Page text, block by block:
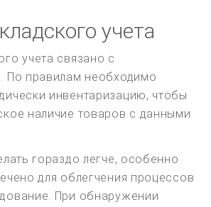
учета
учета связано с
По правилам необходимо
инвентаризацию, чтобы
наличие товаров с данными
гораздо легче, особенно
для облегчения процессов
При обнаружении